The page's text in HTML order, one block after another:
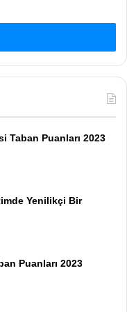
Taban Puanları 2023
Yenilikçi Bir
Puanları 2023